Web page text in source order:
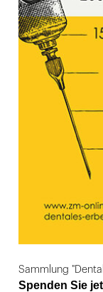
Sammlung
Spenden Sie